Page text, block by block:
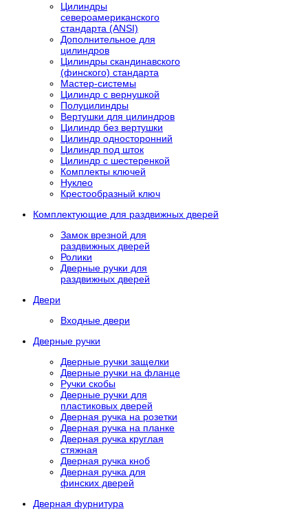
Цилиндры
североамериканского
стандарта (ANSI)
Дополнительное для
цилиндров
Цилиндры скандинавского
(финского) стандарта
Мастер-системы
Цилиндр с вернушкой
Полуцилиндры
Вертушки для цилиндров
Цилиндр без вертушки
Цилиндр односторонний
Цилиндр под шток
Цилиндр с шестеренкой
Комплекты ключей
Нуклео
Крестообразный ключ
Комплектующие для раздвижных дверей
Замок врезной для
раздвижных дверей
Ролики
Дверные ручки для
раздвижных дверей
Двери
Входные двери
Дверные ручки
Дверные ручки защелки
Дверные ручки на фланце
Ручки скобы
Дверные ручки для
пластиковых дверей
Дверная ручка на розетки
Дверная ручка на планке
Дверная ручка круглая
стяжная
Дверная ручка кноб
Дверная ручка для
финских дверей
Дверная фурнитура